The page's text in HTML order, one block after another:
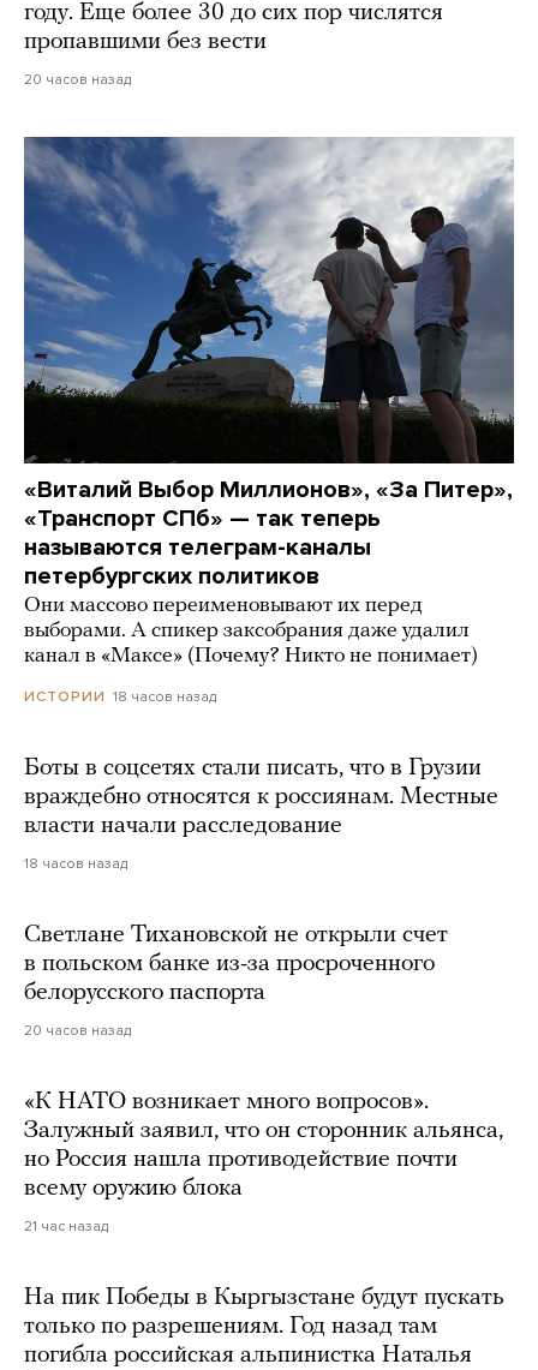
году. Еще более 30 до сих пор числятся
пропавшими без вести
20 часов назад
«Виталий Выбор Миллионов», «За Питер»,
«Транспорт СПб» — так теперь
называются телеграм-каналы
петербургских политиков
Они массово переименовывают их перед
выборами. А спикер заксобрания даже удалил
канал в «Максе» (Почему? Никто не понимает)
ИСТОРИИ 18 часов назад
Боты в соцсетях стали писать, что в Грузии
враждебно относятся к россиянам. Местные
власти начали расследование
18 часов назад
Светлане Тихановской не открыли счет
в польском банке из-за просроченного
белорусского паспорта
20 часов назад
«К НАТО возникает много вопросов».
Залужный заявил, что он сторонник альянса,
но Россия нашла противодействие почти
всему оружию блока
21 час назад
На пик Победы в Кыргызстане будут пускать
только по разрешениям. Год назад там
погибла российская альпинистка Наталья